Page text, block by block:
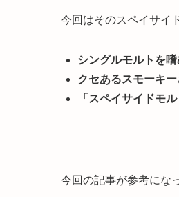
今回はそのスペイサイ
シングルモルトを
クセあるスモーキ
「スペイサイドモ
今回の記事が参考にな